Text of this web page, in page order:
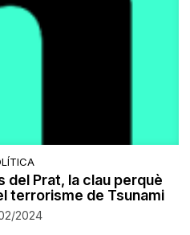
del Prat, la clau perquè
terrorisme de Tsunami
2024